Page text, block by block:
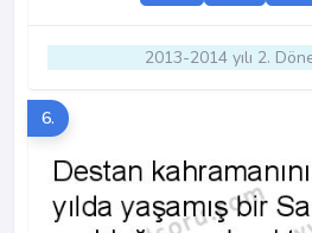
2013-2014 yılı 2.
6.